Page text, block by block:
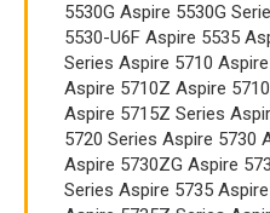
5530G Aspire 5530G
5530-U6F Aspire 5535
Series Aspire 5710
Aspire 5710Z Aspire
Aspire 5715Z Series
5720 Series Aspire 5730
Aspire 5730ZG Aspire
Series Aspire 5735